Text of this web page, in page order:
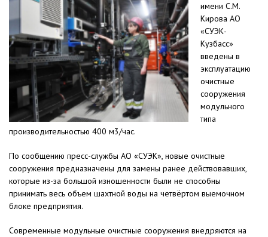
имени С.М.
Кирова АО
«СУЭК-
Кузбасс»
введены в
эксплуатацию
очистные
сооружения
модульного
типа
производительностью 400 м3/час.
По сообщению пресс-службы АО «СУЭК», новые очистные
сооружения предназначены для замены ранее действовавших,
которые из-за большой изношенности были не способны
принимать весь объем шахтной воды на четвёртом выемочном
блоке предприятия.
Современные модульные очистные сооружения внедряются на